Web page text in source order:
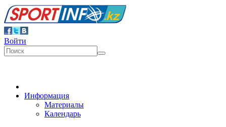
Войти
Информация
Материалы
Календарь